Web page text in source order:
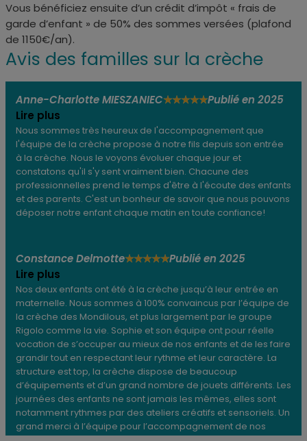
Vous bénéficiez ensuite d’un crédit d’impôt « frais de
garde d’enfant » de 50% des sommes versées (plafond
de 1150€/an).
Avis des familles sur la crèche
Anne-Charlotte MIESZANIEC★★★★★Publié en 2025
Lire plus
Nous sommes très heureux de l'accompagnement que
l'équipe de la crèche propose à notre fils depuis son entrée
à la crèche. Nous le voyons évoluer chaque jour et
constatons qu'il s'y sent vraiment bien. Chacune des
professionnelles prend le temps d'être à l'écoute des enfants
et des parents. C'est un bonheur de savoir que nous pouvons
déposer notre enfant chaque matin en toute confiance!
Constance Delmotte★★★★★Publié en 2025
Lire plus
Nos deux enfants ont été à la crèche jusqu’à leur entrée en
maternelle. Nous sommes à 100% convaincus par l’équipe de
la crèche des Mondilous, et plus largement par le groupe
Rigolo comme la vie. Sophie et son équipe ont pour réelle
vocation de s’occuper au mieux de nos enfants et de les faire
grandir tout en respectant leur rythme et leur caractère. La
structure est top, la crèche dispose de beaucoup
d’équipements et d’un grand nombre de jouets différents. Les
journées des enfants ne sont jamais les mêmes, elles sont
notamment rythmes par des ateliers créatifs et sensoriels. Un
grand merci à l’équipe pour l’accompagnement de nos